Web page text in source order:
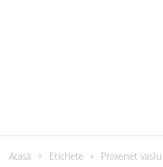
Acasă Etichete Proxenet vaslui